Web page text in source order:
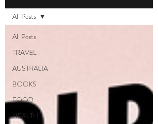
All Posts
TRAVEL
AUSTRALIA
BOOKS
FOOD
HEALTH
All Posts